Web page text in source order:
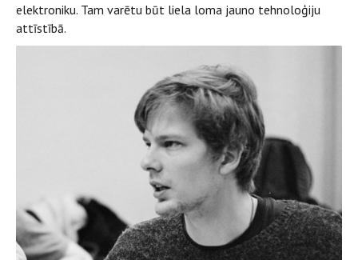
elektroniku. Tam varētu būt liela loma jauno tehnoloģiju
attīstībā.